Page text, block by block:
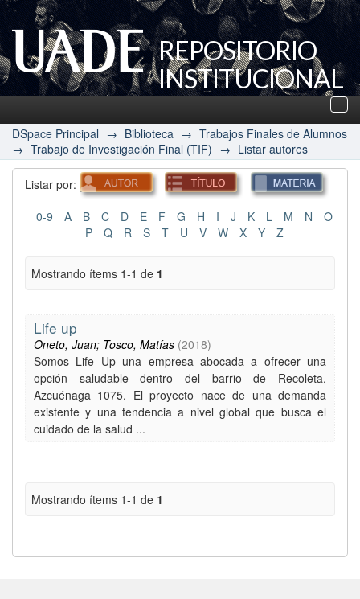
REPOSITORIO
INSTITUCIONAL
UADE
DSpace Principal → Biblioteca → Trabajos Finales de Alumnos
→ Trabajo de Investigación Final (TIF) → Listar autores
Listar por:
0-9 A B C D E F G H I J K L M N
O
P
Q R S T U V W X Y Z
Mostrando ítems 1-1 de 1
Life up
Oneto, Juan; Tosco, Matías (2018)
Somos Life Up una empresa abocada a ofrecer una
opción saludable dentro del barrio de Recoleta,
Azcuénaga 1075. El proyecto nace de una demanda
existente y una tendencia a nivel global que busca el
cuidado de la salud ...
Mostrando ítems 1-1 de 1